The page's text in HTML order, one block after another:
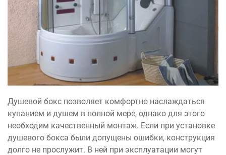
Душевой бокс позволяет комфортно наслаждаться
купанием и душем в полной мере, однако для этого
необходим качественный монтаж. Если при установке
душевого бокса были допущены ошибки, конструкция
долго не прослужит. В ней при эксплуатации могут